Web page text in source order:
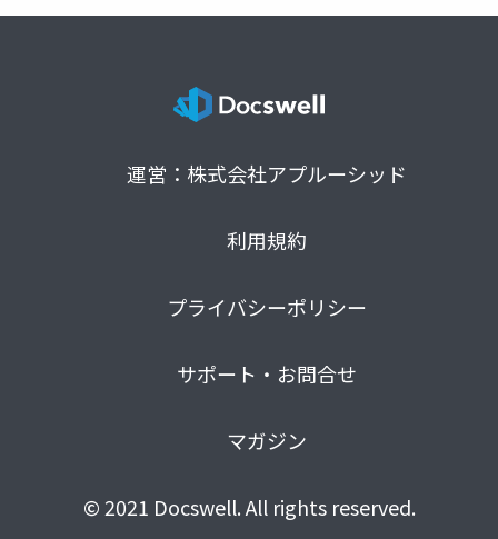
運営：株式会社アプルーシッド
利用規約
プライバシーポリシー
サポート・お問合せ
マガジン
© 2021 Docswell. All rights reserved.